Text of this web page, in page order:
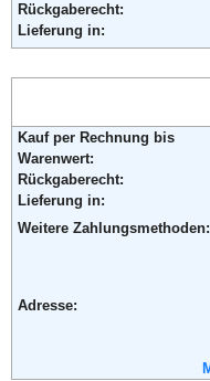
Rückgaberecht:
Lieferung in:
Kauf per Rechnung bis
Warenwert:
Rückgaberecht:
Lieferung in:
Weitere Zahlungsmethoden:
Adresse: